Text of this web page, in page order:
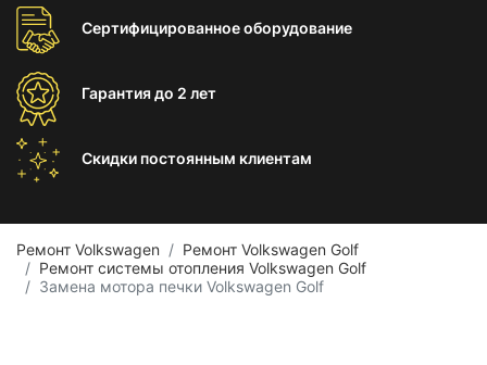
Сертифицированноеоборудование
Гарантиядо 2 лет
Скидки постоянным клиентам
Ремонт Volkswagen
Ремонт Volkswagen Golf
Ремонт системы отопления Volkswagen Golf
Замена мотора печки Volkswagen Golf